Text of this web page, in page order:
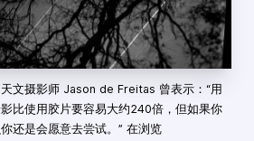
文摄影师 Jason de Freitas 曾表示：“用
比使用胶片要容易大约240倍，但如果你
还是会愿意去尝试。” 在浏览